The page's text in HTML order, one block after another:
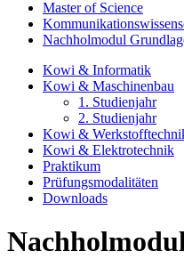
Master of Science
Nachholmodul
Kowi & Informatik
Kowi & Maschinenbau
1. Studienjahr
2. Studienjahr
Kowi &
Kowi & Elektrotechnik
Praktikum
Prüfungsmodalitäten
Downloads